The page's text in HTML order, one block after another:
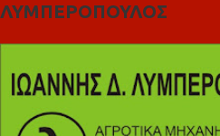
ΛΥΜΠΕΡΟΠΟΥΛΟΣ